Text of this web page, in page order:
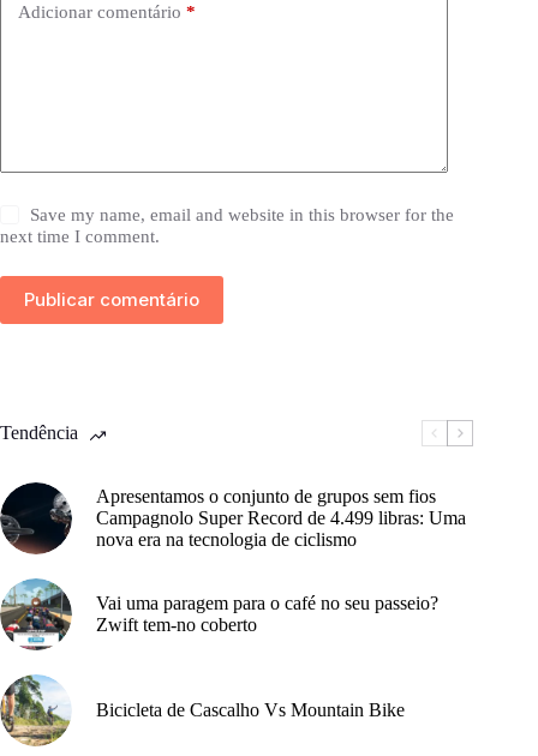
Adicionar comentário *
Save my name, email and website in this browser for the
next time I comment.
Publicar comentário
Tendência
Apresentamos o conjunto de grupos sem fios
Campagnolo Super Record de 4.499 libras: Uma
nova era na tecnologia de ciclismo
Vai uma paragem para o café no seu passeio?
Zwift tem-no coberto
Bicicleta de Cascalho Vs Mountain Bike